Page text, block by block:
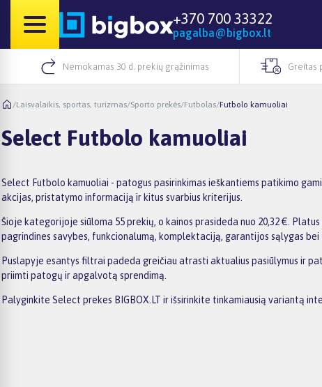
+370 700 33322
pagalba@bigbox.lt
Nemokamas 30 d. prekių grąžinimas Greitas
/Laisvalaikis, sportas, turizmas/Sporto prekės/Futbolas/Futbolo kamuoliai
Select Futbolo kamuoliai
Select Futbolo kamuoliai - patogus pasirinkimas ieškantiems patikimo
akcijas, pristatymo informaciją ir kitus svarbius kriterijus.
Šioje kategorijoje siūloma 55 prekių, o kainos prasideda nuo 20,32 €.
pagrindines savybes, funkcionalumą, komplektaciją, garantijos sąlygas bei
Puslapyje esantys filtrai padeda greičiau atrasti aktualius pasiūlymus ir
priimti patogų ir apgalvotą sprendimą.
Palyginkite Select prekes BIGBOX.LT ir išsirinkite tinkamiausią variantą